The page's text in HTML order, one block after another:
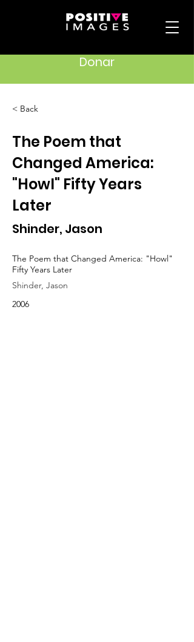
Donar
< Back
The Poem that
Changed America:
"Howl" Fifty Years
Later
Shinder, Jason
The Poem that Changed America: "Howl"
Fifty Years Later
Shinder, Jason
2006